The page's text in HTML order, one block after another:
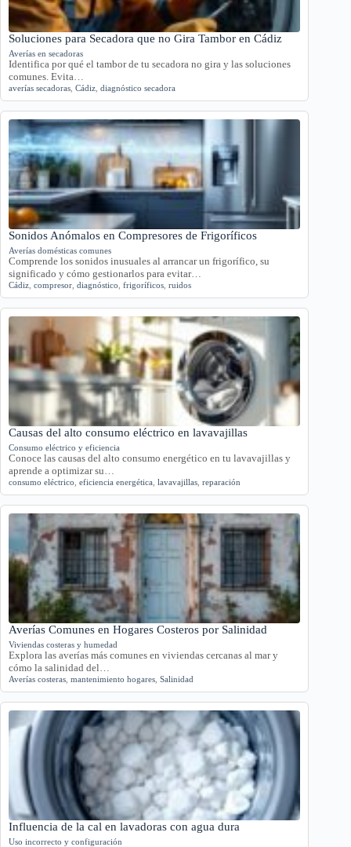
Soluciones para Secadora que no Gira Tambor en Cádiz
Averías en secadoras
Identifica por qué el tambor de tu secadora no gira y las soluciones
comunes. Evita…
averías secadoras Cádiz diagnóstico secadora
Sonidos Anómalos en Compresores de Frigoríficos
Averías domésticas comunes
Comprende los sonidos inusuales al arrancar un frigorífico, su
significado y cómo gestionarlos para evitar…
Cádiz compresor diagnóstico frigoríficos ruidos
Causas del alto consumo eléctrico en lavavajillas
Consumo eléctrico y eficiencia
Conoce las causas del alto consumo energético en tu lavavajillas y
aprende a optimizar su…
consumo eléctrico eficiencia energética lavavajillas reparación
Averías Comunes en Hogares Costeros por Salinidad
Viviendas costeras y humedad
Explora las averías más comunes en viviendas cercanas al mar y
cómo la salinidad del…
Averías costeras mantenimiento hogares Salinidad
Influencia de la cal en lavadoras con agua dura
Uso incorrecto y configuración